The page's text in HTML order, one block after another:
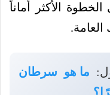
الأكثر أماناً
ما هو سرطان